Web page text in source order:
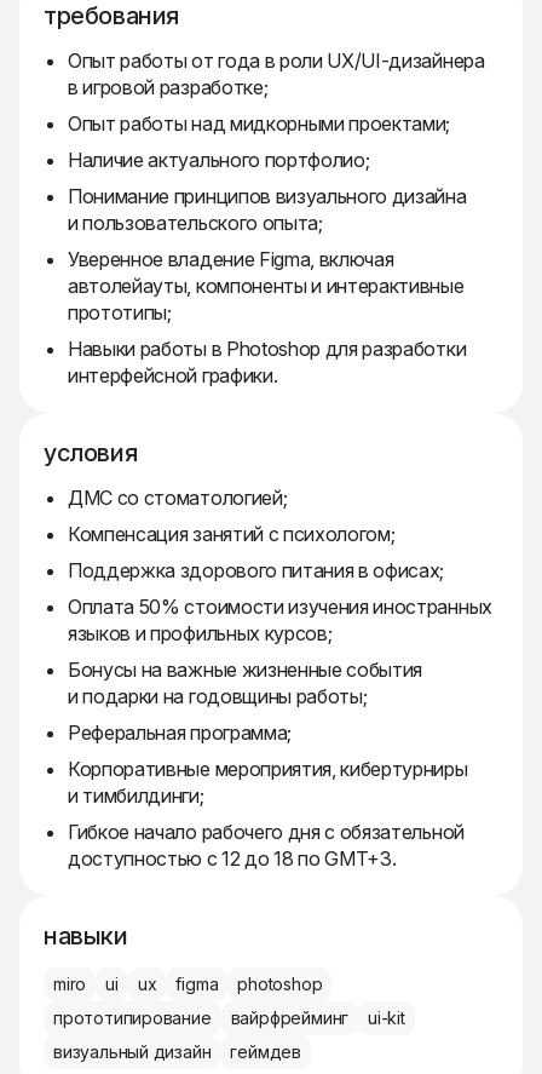
требования
Опыт работы от года в роли UX/UI-дизайнера
в игровой разработке;
Опыт работы над мидкорными проектами;
Наличие актуального портфолио;
Понимание принципов визуального дизайна
и пользовательского опыта;
Уверенное владение Figma, включая
автолейауты, компоненты и интерактивные
прототипы;
Навыки работы в Photoshop для разработки
интерфейсной графики.
условия
ДМС со стоматологией;
Компенсация занятий с психологом;
Поддержка здорового питания в офисах;
Оплата 50% стоимости изучения иностранных
языков и профильных курсов;
Бонусы на важные жизненные события
и подарки на годовщины работы;
Реферальная программа;
Корпоративные мероприятия, кибертурниры
и тимбилдинги;
Гибкое начало рабочего дня с обязательной
доступностью с 12 до 18 по GMT+3.
навыки
miro ui ux figma
photoshop
прототипирование
вайрфрейминг
ui-kit
визуальный дизайн
геймдев